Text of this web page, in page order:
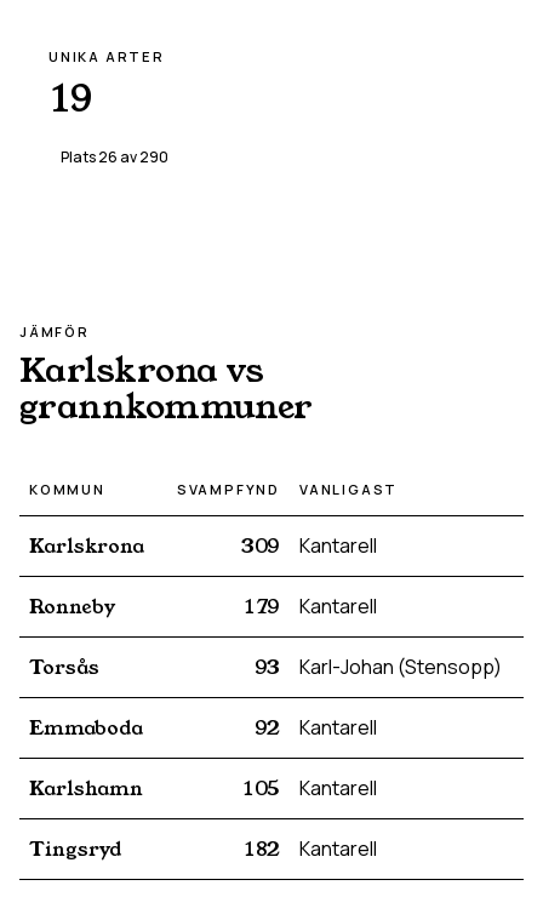
UNIKA ARTER
19
Plats26 av290
JÄMFÖR
Karlskrona vs
grannkommuner
KOMMUN SVAMPFYND VANLIGAST
Karlskrona 309 Kantarell
Ronneby 179 Kantarell
Torsås 93 Karl-Johan (Stensopp)
Emmaboda 92 Kantarell
Karlshamn 105 Kantarell
Tingsryd 182 Kantarell